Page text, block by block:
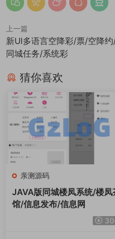
上一篇
新UI多语言空降彩/票/空降
同城任务/系统彩
猜你喜欢
亲测源码
JAVA版同城楼凤系统/楼凤
馆/信息发布/信息网